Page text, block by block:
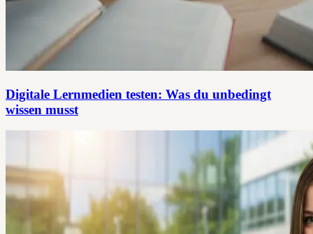
Digitale Lernmedien testen: Was du unbedingt
wissen musst